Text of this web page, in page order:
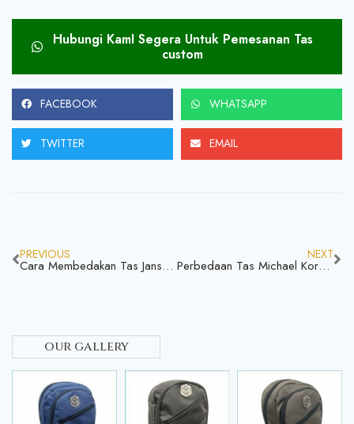
Hubungi KamI Segera Untuk Pemesanan Tas
custom
FACEBOOK WHATSAPP
TWITTER EMAIL
PREVIOUS
Cara Membedakan Tas Jansport Original dan KW! Harus Lebih Hati Hati Biar Gak Menyesal
NEXT
Perbedaan Tas Michael Kors Asli dan Palsu, Yuk Disimak Biar Gak Salah Beli
our gallery